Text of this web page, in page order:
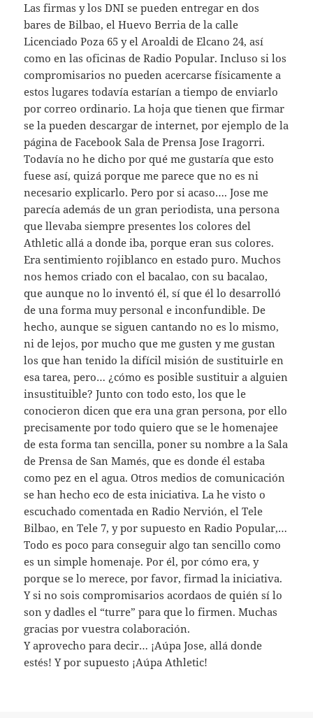
Las firmas y los DNI se pueden entregar en dos
bares de Bilbao, el Huevo Berria de la calle
Licenciado Poza 65 y el Aroaldi de Elcano 24, así
como en las oficinas de Radio Popular. Incluso si los
compromisarios no pueden acercarse físicamente a
estos lugares todavía estarían a tiempo de enviarlo
por correo ordinario. La hoja que tienen que firmar
se la pueden descargar de internet, por ejemplo de la
página de Facebook Sala de Prensa Jose Iragorri.
Todavía no he dicho por qué me gustaría que esto
fuese así, quizá porque me parece que no es ni
necesario explicarlo. Pero por si acaso…. Jose me
parecía además de un gran periodista, una persona
que llevaba siempre presentes los colores del
Athletic allá a donde iba, porque eran sus colores.
Era sentimiento rojiblanco en estado puro. Muchos
nos hemos criado con el bacalao, con su bacalao,
que aunque no lo inventó él, sí que él lo desarrolló
de una forma muy personal e inconfundible. De
hecho, aunque se siguen cantando no es lo mismo,
ni de lejos, por mucho que me gusten y me gustan
los que han tenido la difícil misión de sustituirle en
esa tarea, pero… ¿cómo es posible sustituir a alguien
insustituible? Junto con todo esto, los que le
conocieron dicen que era una gran persona, por ello
precisamente por todo quiero que se le homenajee
de esta forma tan sencilla, poner su nombre a la Sala
de Prensa de San Mamés, que es donde él estaba
como pez en el agua. Otros medios de comunicación
se han hecho eco de esta iniciativa. La he visto o
escuchado comentada en Radio Nervión, el Tele
Bilbao, en Tele 7, y por supuesto en Radio Popular,…
Todo es poco para conseguir algo tan sencillo como
es un simple homenaje. Por él, por cómo era, y
porque se lo merece, por favor, firmad la iniciativa.
Y si no sois compromisarios acordaos de quién sí lo
son y dadles el “turre” para que lo firmen. Muchas
gracias por vuestra colaboración.
Y aprovecho para decir… ¡Aúpa Jose, allá donde
estés! Y por supuesto ¡Aúpa Athletic!